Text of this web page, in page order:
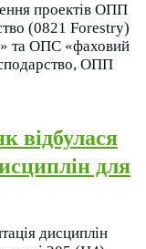
проектів ОПП
(0821 Forestry)
та ОПС «фаховий
ОПП
відбулася
для
дисциплін